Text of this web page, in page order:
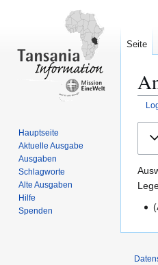
Suche
a
Seite
Hauptseite
Aktuelle Ausgabe
Ausgaben
Schlagworte
Alte Ausgaben
Hilfe
Spenden